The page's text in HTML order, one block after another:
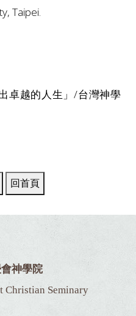
Taipei.
卓越的人生」/台灣神學
神學院
Christian Seminary